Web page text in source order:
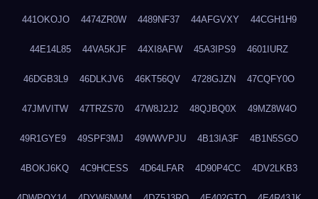
441OKOJO 4474ZR0W 4489NF37 44AFGVXY 44CGH1H9
44E14L85 44VA5KJF 44XI8AFW 45A3IPS9 4601IURZ
46DGB3L9 46DLKJV6 46KT56QV 4728GJZN 47CQFY0O
47JMVITW 47TRZS70 47W8J2J2 48QJBQ0X 49MZ8W4O
49R1GYE9 49SPF3MJ 49WWVPJU 4B13IA3F 4B1N5SGO
4BOKJ6KQ 4C9HCESS 4D64LFAR 4D90P4CC 4DV2LKB3